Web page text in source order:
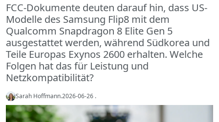
FCC-Dokumente deuten darauf hin, dass US-
Modelle des Samsung Flip8 mit dem
Qualcomm Snapdragon 8 Elite Gen 5
ausgestattet werden, während Südkorea und
Teile Europas Exynos 2600 erhalten. Welche
Folgen hat das für Leistung und
Netzkompatibilität?
Sarah Hoffmann.2026-06-26 .